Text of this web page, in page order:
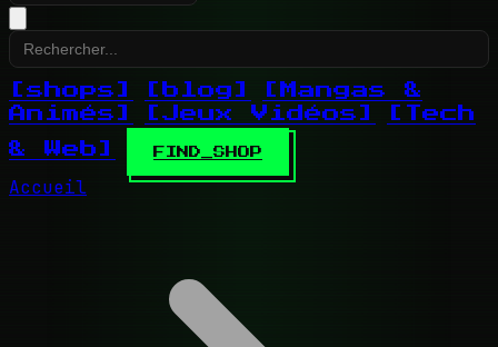
[shops] [blog]
[Mangas &
Animés]
[Jeux Vidéos]
[Tech
& Web]
FIND_SHOP
Accueil